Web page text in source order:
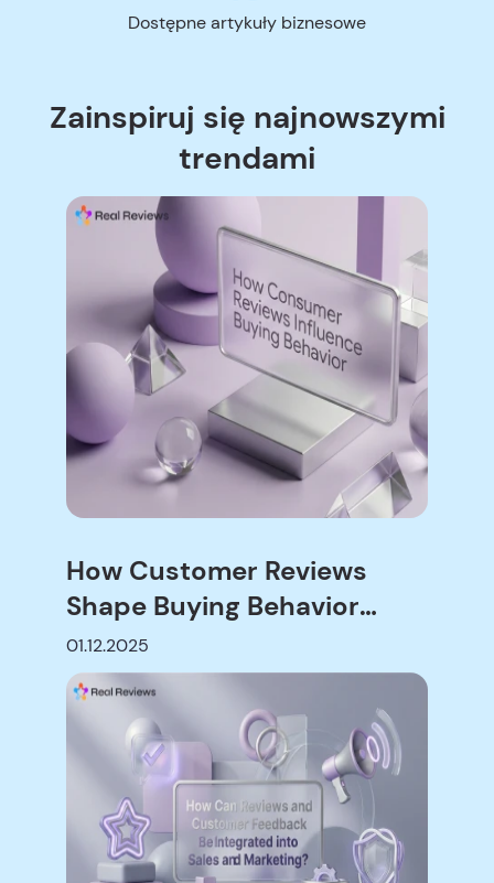
Dostępne artykuły biznesowe
Zainspiruj się najnowszymi
trendami
How Customer Reviews
Shape Buying Behavior
Online
01.12.2025